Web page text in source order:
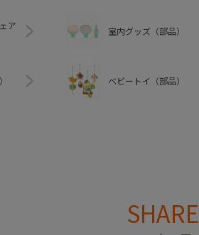
ア
室内グッズ（部品）
ベビートイ（部品）
SHARE